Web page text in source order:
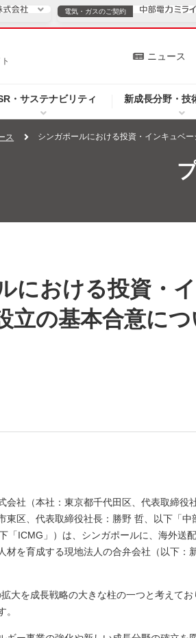
・サステナビリティ 新成長分野・技
ニュース
ご案内
きます）
お問い合わせ（新しいウィンドウを開きま
電気・ガスのご契約
スのご契約
個人のお客さま
ス シンガポールにおける投資・インキュベ
における投資・
立の基本合意につ
会社（本社：東京都千代田区、代表取締
東区、代表取締役社長：勝野 哲、以下「
「ICMG」）は、シンガポールに、海外送
材を育成する現地法人の合弁会社（以下
大を成長戦略の大きな柱の一つと考えて
。